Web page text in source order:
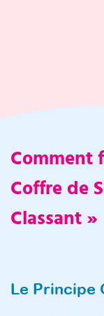
Comment
Coffre de
Classant »
Le Principe